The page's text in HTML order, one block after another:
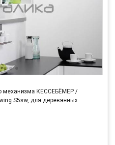
механизма КЕССЕБЁМЕР /
S5sw, для деревянных